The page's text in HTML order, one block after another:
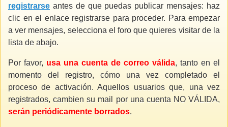
registrarse antes de que puedas publicar mensajes: haz
clic en el enlace registrarse para proceder. Para empezar
a ver mensajes, selecciona el foro que quieres visitar de la
lista de abajo.
Por favor, usa una cuenta de correo válida, tanto en el
momento del registro, cómo una vez completado el
proceso de activación. Aquellos usuarios que, una vez
registrados, cambien su mail por una cuenta NO VÁLIDA,
serán periódicamente borrados.